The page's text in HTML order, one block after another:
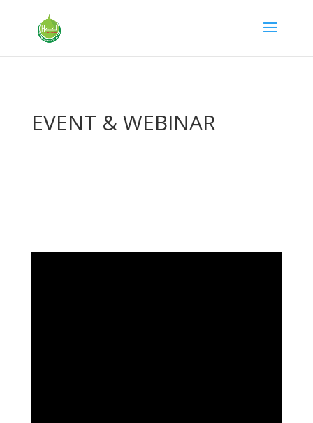
EVENT & WEBINAR